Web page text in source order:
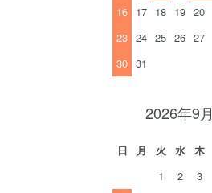
16 17 18 19 20
23 24 25 26 27
30 31
2026年9月
日 月 火 水 木
1
2 3